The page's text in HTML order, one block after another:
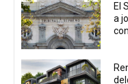
El
a